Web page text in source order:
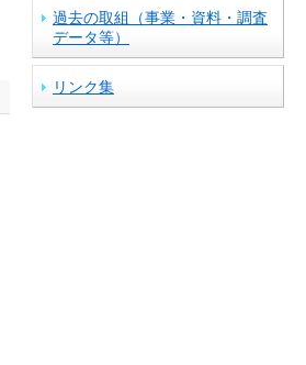
過去の取組（事業・資料・調査
データ等）
リンク集